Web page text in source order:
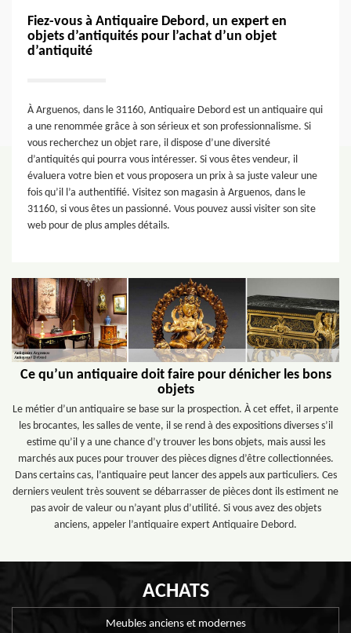
Fiez-vous à Antiquaire Debord, un expert en
objets d’antiquités pour l’achat d’un objet
d’antiquité
À Arguenos, dans le 31160, Antiquaire Debord est un antiquaire qui
a une renommée grâce à son sérieux et son professionnalisme. Si
vous recherchez un objet rare, il dispose d’une diversité
d’antiquités qui pourra vous intéresser. Si vous êtes vendeur, il
évaluera votre bien et vous proposera un prix à sa juste valeur une
fois qu’il l’a authentifié. Visitez son magasin à Arguenos, dans le
31160, si vous êtes un passionné. Vous pouvez aussi visiter son site
web pour de plus amples détails.
Ce qu’un antiquaire doit faire pour dénicher les bons
objets
Le métier d’un antiquaire se base sur la prospection. À cet effet, il arpente
les brocantes, les salles de vente, il se rend à des expositions diverses s’il
estime qu’il y a une chance d’y trouver les bons objets, mais aussi les
marchés aux puces pour trouver des pièces dignes d’être collectionnées.
Dans certains cas, l’antiquaire peut lancer des appels aux particuliers. Ces
derniers veulent très souvent se débarrasser de pièces dont ils estiment ne
pas avoir de valeur ou n’ayant plus d’utilité. Si vous avez des objets
anciens, appeler l’antiquaire expert Antiquaire Debord.
ACHATS
Meubles anciens et modernes